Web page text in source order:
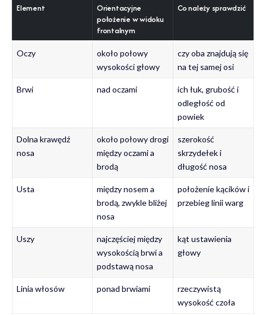
Element
Orientacyjne
położenie w widoku
frontalnym
Co należy sprawdzić
Oczy
około połowy
wysokości głowy
czy oba znajdują się
na tej samej osi
Brwi nad oczami
ich łuk, grubość i
odległość od
powiek
Dolna krawędź
nosa
około połowy drogi
między oczami a
brodą
szerokość
skrzydełek i
długość nosa
Usta
między nosem a
brodą, zwykle bliżej
nosa
położenie kącików i
przebieg linii warg
Uszy
najczęściej między
wysokością brwi a
podstawą nosa
kąt ustawienia
głowy
Linia włosów ponad brwiami
rzeczywistą
wysokość czoła